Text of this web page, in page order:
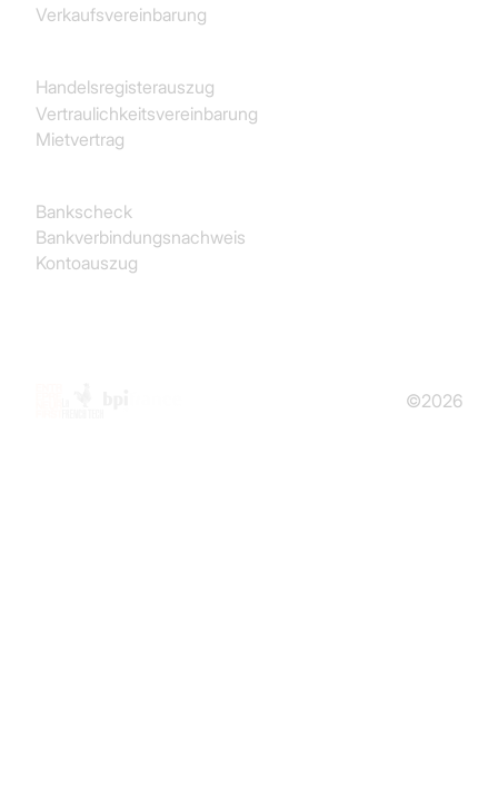
Verkaufsvereinbarung
Handelsregisterauszug
Vertraulichkeitsvereinbarung
Mietvertrag
Bankscheck
Bankverbindungsnachweis
Kontoauszug
©2026